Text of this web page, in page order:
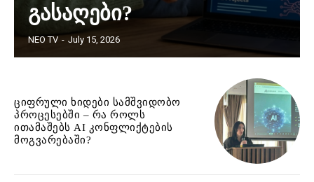
გასაღები?
NEO TV - July 15, 2026
ციფრული ხიდები სამშვიდობო
პროცესებში – რა როლს
ითამაშებს AI კონფლიქტების
მოგვარებაში?